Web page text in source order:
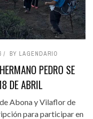
BY LAGENDARIO
PEDRO SE
DE ABRIL
Abona y Vilaflor de
para participar en